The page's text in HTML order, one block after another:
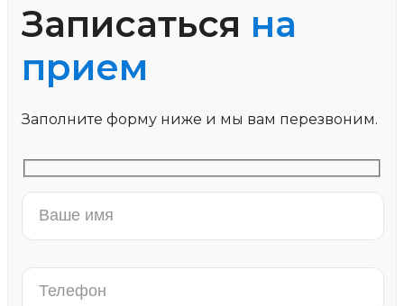
Записаться на
прием
Заполните форму ниже и мы вам перезвоним.